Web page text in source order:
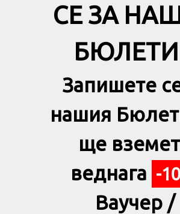
СЕ ЗА
Запишете
нашия
ще
веднага -
Ваучер /